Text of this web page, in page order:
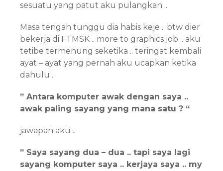
sesuatu yang patut aku pulangkan ..
Masa tengah tunggu dia habis keje .. btw dier
bekerja di FTMSK .. more to graphics job .. aku
tetibe termenung seketika .. teringat kembali
ayat – ayat yang pernah aku ucapkan ketika
dahulu ..
” Antara komputer awak dengan saya ..
awak paling sayang yang mana satu ? “
jawapan aku ..
” Saya sayang dua – dua .. tapi saya lagi
sayang komputer saya .. kerjaya saya .. my